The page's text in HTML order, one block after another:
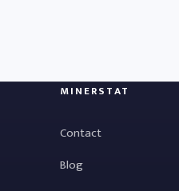
MINERSTAT
Contact
Blog